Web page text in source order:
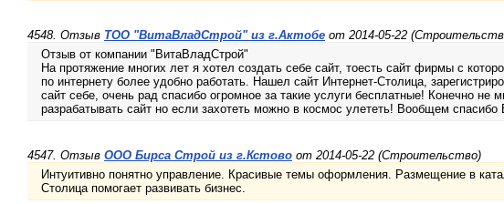
4548. Отзыв ТОО "ВитаВладСтрой" из г.Актобе от 2014-05-22
Отзыв от компании "ВитаВладСтрой"
На протяжение многих лет я хотел создать себе сайт, тоесть сайт фирмы с
по интернету более удобно работать. Нашел сайт Интернет-Столица,
сайт себе, очень рад спасибо огромное за такие услуги бесплатные! Конечно не
разрабатывать сайт но если захотеть можно в космос улететь! Вообщем спасибо
4547. Отзыв ООО Бирса Строй из г.Кстово от 2014-05-22 (Строительство)
Интуитивно понятно управление. Красивые темы оформления. Размещение в
Столица помогает развивать бизнес.